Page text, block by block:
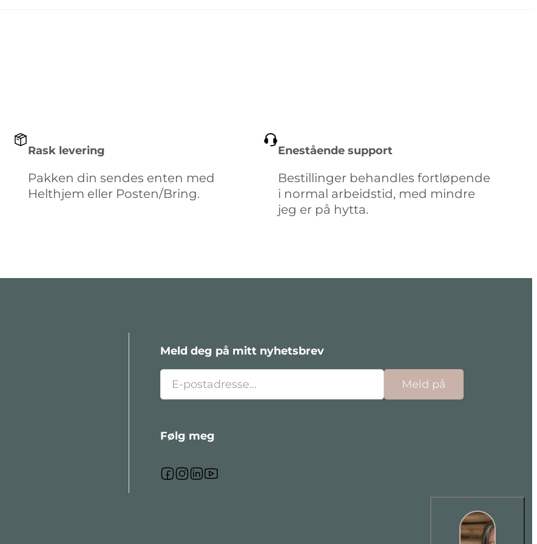
Rask levering
Pakken din sendes enten med
Helthjem eller Posten/Bring.
Enestående support
Bestillinger behandles fortløpende
i normal arbeidstid, med mindre
jeg er på hytta.
Meld deg på mitt nyhetsbrev
Meld på
Følg meg
Følg meg på Facebook
Følg meg på Instagram
Følg meg på Linkedin
Følg meg på Youtube